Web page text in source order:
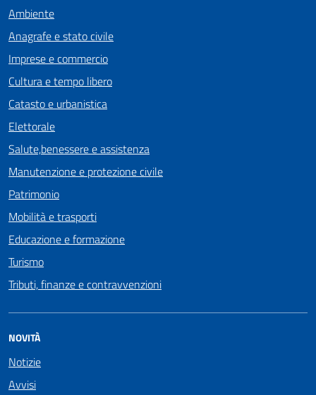
Ambiente
Anagrafe e stato civile
Imprese e commercio
Cultura e tempo libero
Catasto e urbanistica
Elettorale
Salute,benessere e assistenza
Manutenzione e protezione civile
Patrimonio
Mobilità e trasporti
Educazione e formazione
Turismo
Tributi, finanze e contravvenzioni
NOVITÀ
Notizie
Avvisi